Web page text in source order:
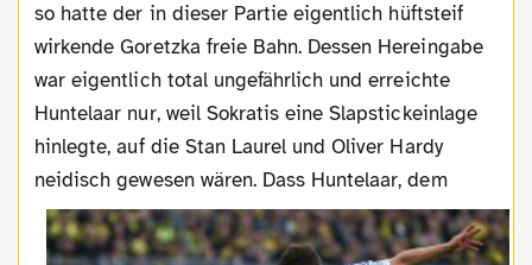
so hatte der in dieser Partie eigentlich hüftsteif
wirkende Goretzka freie Bahn. Dessen Hereingabe
war eigentlich total ungefährlich und erreichte
Huntelaar nur, weil Sokratis eine Slapstickeinlage
hinlegte, auf die Stan Laurel und Oliver Hardy
neidisch gewesen wären. Dass Huntelaar, dem